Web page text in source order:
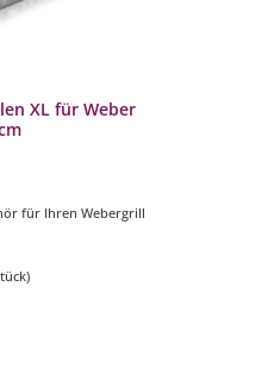
XL für Weber
für Ihren Webergrill